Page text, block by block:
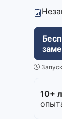
10+